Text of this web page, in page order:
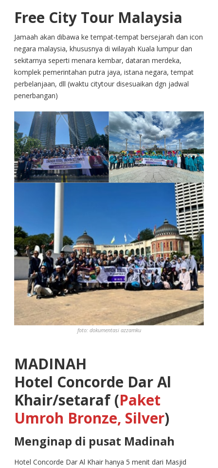
Free City Tour Malaysia
Jamaah akan dibawa ke tempat-tempat bersejarah dan icon
negara malaysia, khususnya di wilayah Kuala lumpur dan
sekitarnya seperti menara kembar, dataran merdeka,
komplek pemerintahan putra jaya, istana negara, tempat
perbelanjaan, dll (waktu citytour disesuaikan dgn jadwal
penerbangan)
foto: dokumentasi azzamku
MADINAH
Hotel Concorde Dar Al
Khair/setaraf (Paket
Umroh Bronze, Silver)
Menginap di pusat Madinah
Hotel Concorde Dar Al Khair hanya 5 menit dari Masjid